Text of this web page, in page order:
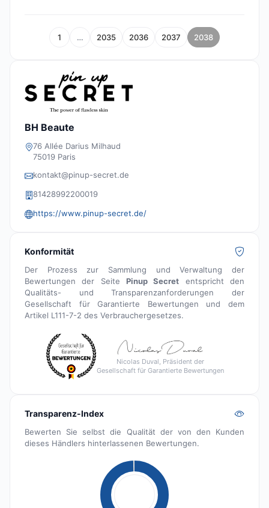
1 … 2035 2036 2037 2038
BH Beaute
76 Allée Darius Milhaud
75019 Paris
kontakt@pinup-secret.de
81428992200019
https://www.pinup-secret.de/
Konformität
Der Prozess zur Sammlung und Verwaltung der
Bewertungen der Seite Pinup Secret entspricht den
Qualitäts- und Transparenzanforderungen der
Gesellschaft für Garantierte Bewertungen und dem
Artikel L111-7-2 des Verbrauchergesetzes.
Nicolas Duval, Präsident der
Gesellschaft für Garantierte Bewertungen
Transparenz-Index
Bewerten Sie selbst die Qualität der von den Kunden
dieses Händlers hinterlassenen Bewertungen.